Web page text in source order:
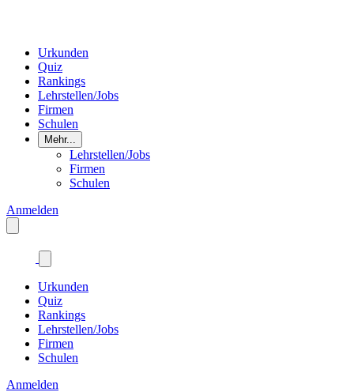
Urkunden
Quiz
Rankings
Lehrstellen/Jobs
Firmen
Schulen
Mehr...
Lehrstellen/Jobs
Firmen
Schulen
Anmelden
Urkunden
Quiz
Rankings
Lehrstellen/Jobs
Firmen
Schulen
Anmelden